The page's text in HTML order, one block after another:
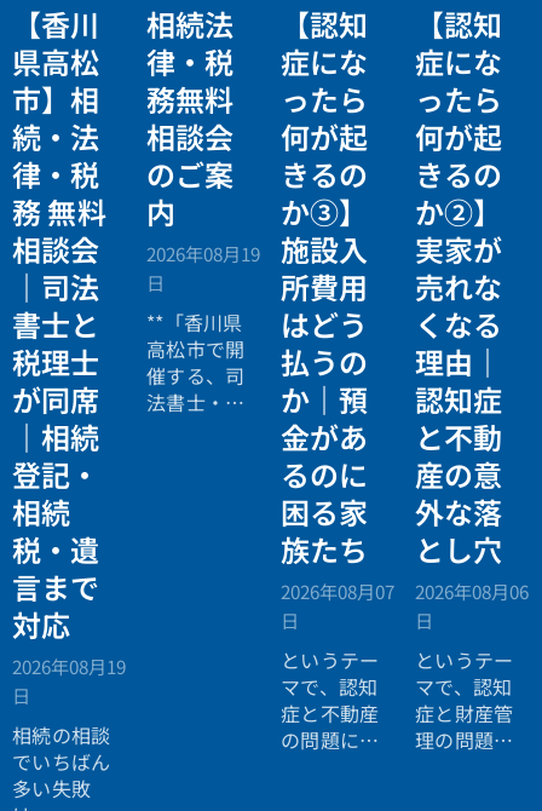
【香川
県高松
市】相
続・法
律・税
務 無料
相談会
｜司法
書士と
税理士
が同席
｜相続
登記・
相続
税・遺
言まで
対応
2026年08月19
日
相続の相談
でいちばん
多い失敗
相続法
律・税
務無料
相談会
のご案
内
2026年08月19
日
**「香川県
高松市で開
催する、司
法書士・税
【認知
症にな
ったら
何が起
きるの
か③】
施設入
所費用
はどう
払うの
か｜預
金があ
るのに
困る家
族たち
2026年08月07
日
というテー
マで、認知
症と不動産
の問題につ
【認知
症にな
ったら
何が起
きるの
か②】
実家が
売れな
くなる
理由｜
認知症
と不動
産の意
外な落
とし穴
2026年08月06
日
というテー
マで、認知
症と財産管
理の問題に